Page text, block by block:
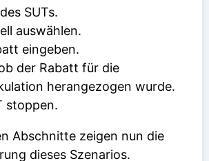
SUTs.
auswählen.
eingeben.
der Rabatt für die
herangezogen wurde.
stoppen.
Abschnitte zeigen nun die
dieses Szenarios.